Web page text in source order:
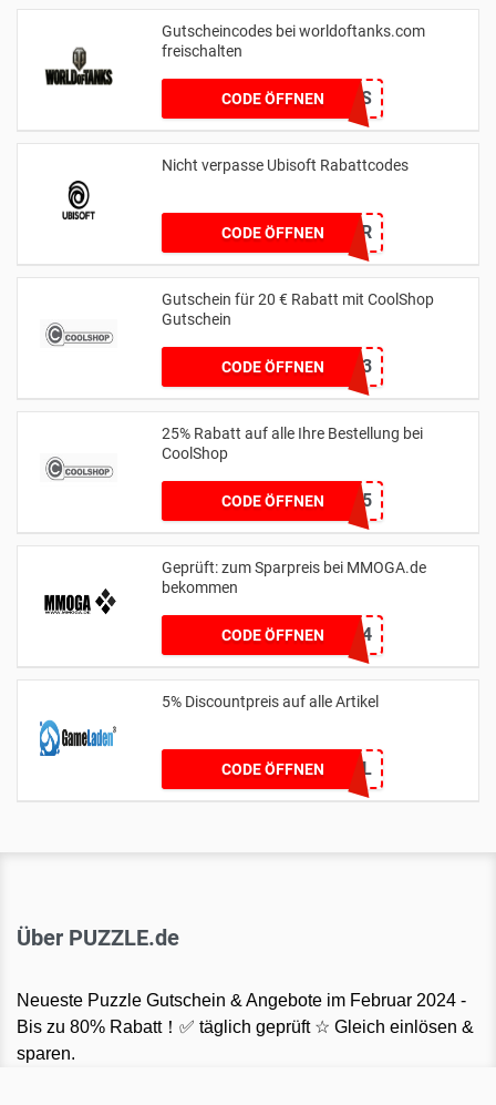
Gutscheincodes bei worldoftanks.com
freischalten
CODE ÖFFNEN
ITMAKESNOSCENTS
Nicht verpasse Ubisoft Rabattcodes
CODE ÖFFNENLUSOR
Gutschein für 20 € Rabatt mit CoolShop
Gutschein
CODE ÖFFNEN W273
25% Rabatt auf alle Ihre Bestellung bei
CoolShop
CODE ÖFFNENWEEKEND25
Geprüft: zum Sparpreis bei MMOGA.de
bekommen
CODE ÖFFNEN
DDTKHG8464
5% Discountpreis auf alle Artikel
CODE ÖFFNEN
5%RabattbeiGL
Über PUZZLE.de
Neueste Puzzle Gutschein & Angebote im Februar 2024 -
Bis zu 80% Rabatt！✅ täglich geprüft ☆ Gleich einlösen &
sparen.